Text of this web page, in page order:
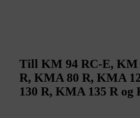
Till KM 94 RC-E, KM
R, KMA 80 R, KMA
130 R, KMA 135 R og